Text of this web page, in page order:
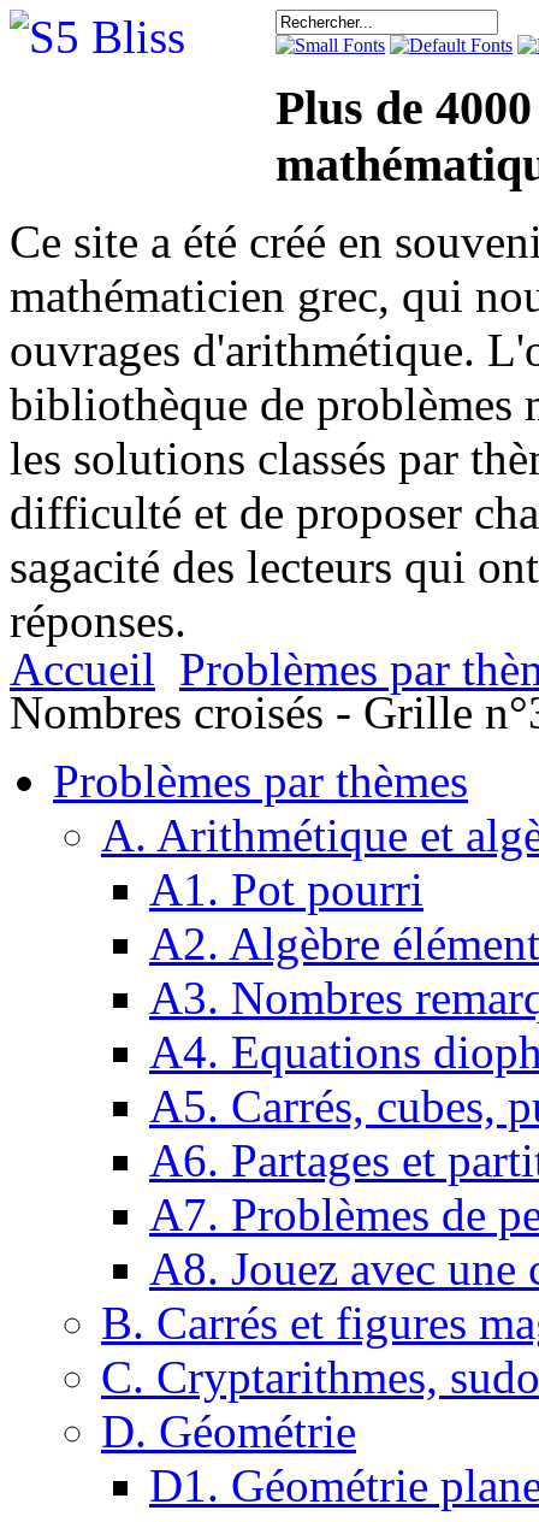
Plus de
Ce site a été créé en
mathématicien grec, qui
ouvrages d'arithmétique.
bibliothèque de problèmes
les solutions classés par
difficulté et de proposer
sagacité des lecteurs qui
réponses.
Accueil Problèmes par
Nombres croisés - Grille
Problèmes par thèmes
A. Arithmétique et
A1. Pot pourri
A2. Algèbre
A3. Nombres
A4. Equations
A5. Carrés, cubes,
A6. Partages et
A7. Problèmes de
A8. Jouez avec une
B. Carrés et figures
C. Cryptarithmes,
D. Géométrie
D1. Géométrie